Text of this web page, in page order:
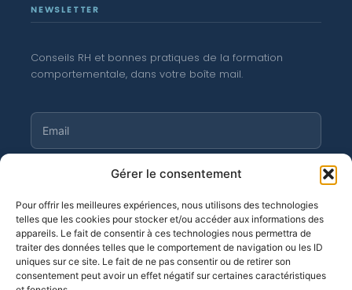
Gérer le consentement
Pour offrir les meilleures expériences, nous utilisons des technologies
telles que les cookies pour stocker et/ou accéder aux informations des
appareils. Le fait de consentir à ces technologies nous permettra de
traiter des données telles que le comportement de navigation ou les ID
uniques sur ce site. Le fait de ne pas consentir ou de retirer son
consentement peut avoir un effet négatif sur certaines caractéristiques
NEWSLETTER
Conseils RH et bonnes pratiques de la formation
comportementale, dans votre boîte mail.
S'abonner
©Moortgat 2026· OF n° 11 94 04 256 94